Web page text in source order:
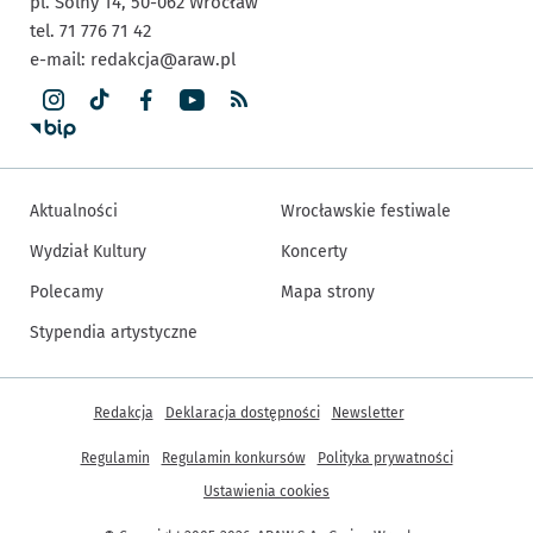
tel. 71 776 71 42
e-mail: redakcja@araw.pl
Aktualności
Wydział Kultury
Polecamy
Stypendia artystyczne
Wrocławskie festiwale
Koncerty
Mapa strony
Inne informacje
Redakcja Deklaracja dostępności Newsletter
Regulamin Regulamin konkursów
Polityka prywatności
Ustawienia cookies